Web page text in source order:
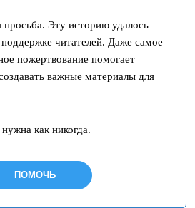
Эту историю удалось
поддержке читателей. Даже самое
пожертвование помогает
важные материалы для
как никогда.
ПОМОЧЬ